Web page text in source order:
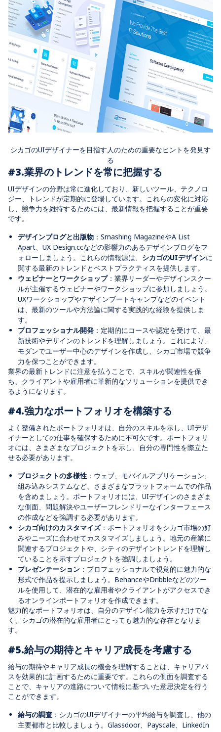
シカゴのUIデザイナーを目指す人のための重要なヒントを発見す
る
#3.業界のトレンドを常に把握する
UIデザインの分野は常に進化しており、新しいツール、テクノロ
ジー、トレンドが定期的に登場しています。これらの変化に対応
し、競争力を維持するためには、最新情報を把握することが重要
です。
デザインブログと出版物 ：Smashing MagazineやA List
Apart、UX Design.ccなどの影響力のあるデザインブログをフ
ォローしましょう。これらの情報源は、 シカゴのUIデザインに
関する最新のトレンドとベストプラクティスを提供します。
ウェビナーとワークショップ：業界リーダーやデザインスクー
ルが主催するウェビナーやワークショップに参加しましょう。
UXワークショップやデザインブートキャンプなどのイベント
は、最新のツールや方法論に関する実践的な経験を提供しま
す。
プロフェッショナル開発 ：定期的にコースや認定を受けて、最
新技術やデザインのトレンドを理解しましょう。これにより、
モダンでユーザー中心のデザインを作成し、シカゴ市場で競争
力を保つことができます。
業界の最新トレンドに注意を払うことで、スキルが関連性を保
ち、クライアントや雇用者に革新的なソリューションを提供でき
るようになります。
#4.強力なポートフォリオを構築する
よく整備されたポートフォリオは、自分のスキルを示し、UIデザ
イナーとしての仕事を確保するために不可欠です。ポートフォリ
オには、さまざまなプロジェクトを示し、自分の専門性を際立た
せる必要があります。
プロジェクトの多様性 ：ウェブ、モバイルアプリケーション、
組み込みシステムなど、さまざまなプラットフォームでの作品
を含めましょう。ポートフォリオには、UIデザインのさまざま
な側面、問題解決やユーザーフレンドリーなインターフェース
の作成などを強調する必要があります。
シカゴ向けのカスタマイズ：ポートフォリオをシカゴ市場の好
みやニーズに合わせてカスタマイズしましょう。地元の産業に
関連するプロジェクトや、シティのデザイントレンドを理解し
ていることを示すプロジェクトを強調しましょう。
プレゼンテーション ：プロフェッショナルで視覚的に魅力的な
形式で作品を提示しましょう。BehanceやDribbleなどのツー
ルを使用して、潜在的な雇用者やクライアントがアクセスでき
るオンラインポートフォリオを作成できます。
魅力的なポートフォリオは、自分のデザイン能力を示すだけでな
く、シカゴの潜在的な雇用者にとっても魅力的な存在となりま
す。
#5.給与の期待とキャリア成長を考慮する
給与の期待やキャリア成長の機会を理解することは、キャリアパ
スを効果的に計画するために重要です。これらの側面を調査する
ことで、キャリアの進路について情報に基づいた意思決定を行う
ことができます。
給与の調査 ：シカゴのUIデザイナーの平均給与を調査し、他の
主要都市と比較しましょう。Glassdoor、Payscale、LinkedIn